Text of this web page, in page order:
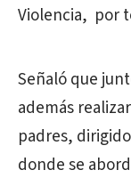
Violencia, por
Señaló que
además
padres,
donde se